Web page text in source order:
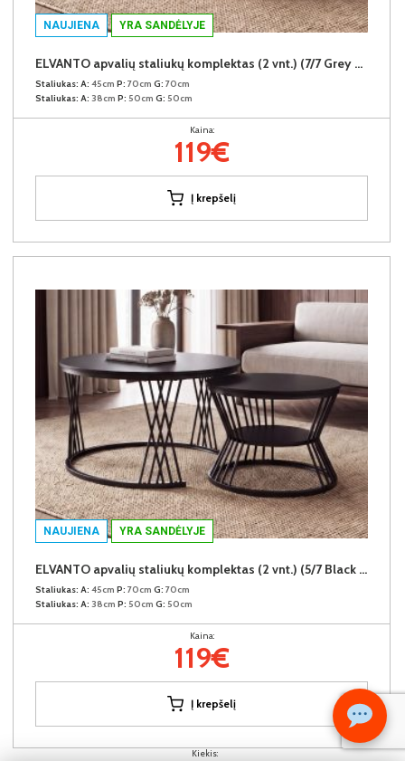
Kiekis:
NAUJIENA YRA SANDĖLYJE
ELVANTO apvalių staliukų komplektas (2 vnt.) (7/7 Grey Gloss)
Staliukas: A: 45cm P: 70cm G: 70cm
Staliukas: A: 38cm P: 50cm G: 50cm
Kaina:
119€
Į krepšelį
NAUJIENA YRA SANDĖLYJE
ELVANTO apvalių staliukų komplektas (2 vnt.) (5/7 Black Matt)
Staliukas: A: 45cm P: 70cm G: 70cm
Staliukas: A: 38cm P: 50cm G: 50cm
Kaina:
119€
Į krepšelį